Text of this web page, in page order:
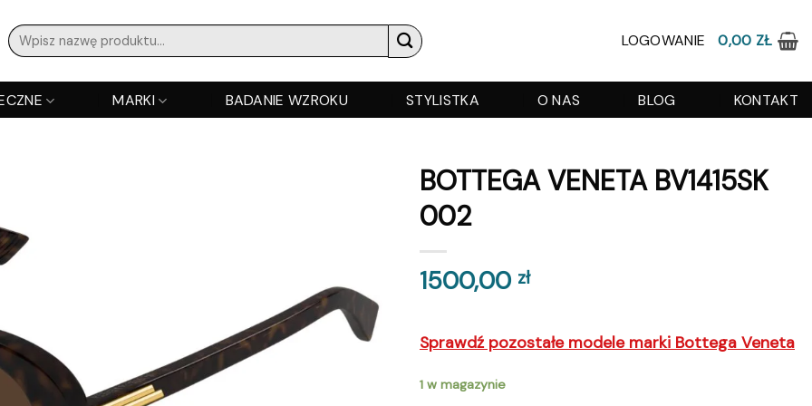
Szukaj: LOGOWANIE 0,00 ZŁ
MARKI BADANIE WZROKU STYLISTKA O NAS BLOG KONTAKT
BOTTEGA VENETA BV1415SK
002
1500,00 zł
Sprawdź pozostałe modele marki Bottega Veneta
1 w magazynie